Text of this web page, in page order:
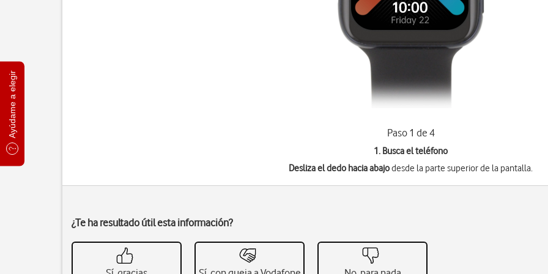
Ayúdame a elegir Paso 1 de 4
1. Busca el teléfono
Desliza el dedo hacia abajodesde la parte superior de la pantalla.
¿Te ha resultado útil esta información?